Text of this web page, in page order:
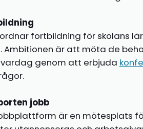
fortbildning för skolans
Ambitionen är att möta de
genom att erbjuda
jobb
är en mötesplats